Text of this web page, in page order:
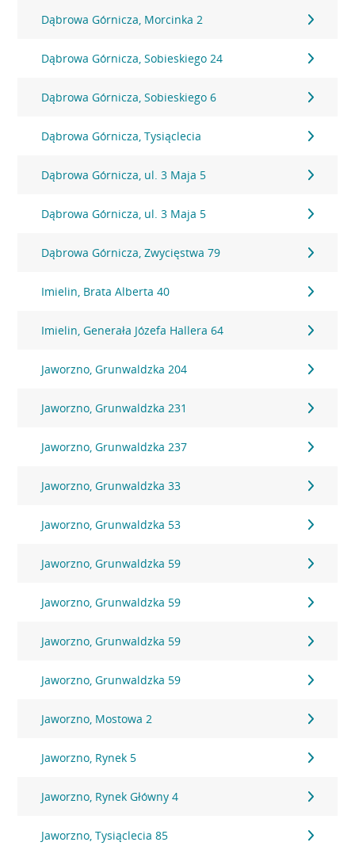
Dąbrowa Górnicza, Morcinka 2
Dąbrowa Górnicza, Sobieskiego 24
Dąbrowa Górnicza, Sobieskiego 6
Dąbrowa Górnicza, Tysiąclecia
Dąbrowa Górnicza, ul. 3 Maja 5
Dąbrowa Górnicza, ul. 3 Maja 5
Dąbrowa Górnicza, Zwycięstwa 79
Imielin, Brata Alberta 40
Imielin, Generała Józefa Hallera 64
Jaworzno, Grunwaldzka 204
Jaworzno, Grunwaldzka 231
Jaworzno, Grunwaldzka 237
Jaworzno, Grunwaldzka 33
Jaworzno, Grunwaldzka 53
Jaworzno, Grunwaldzka 59
Jaworzno, Grunwaldzka 59
Jaworzno, Grunwaldzka 59
Jaworzno, Grunwaldzka 59
Jaworzno, Mostowa 2
Jaworzno, Rynek 5
Jaworzno, Rynek Główny 4
Jaworzno, Tysiąclecia 85